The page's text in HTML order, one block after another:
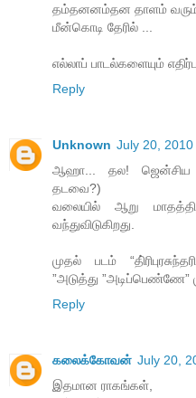
தம்தனனம்தன தாளம்
மீன்கொடி தேரில் ...
எல்லாப் பாடல்களையும்
Reply
Unknown July 20, 2010
ஆஹா... தல! ஜென்சிய
தடவை?)
வலையில் ஆறு
வந்துவிடுகிறது.
முதல் படம்
”அடுத்து ”அடிப்பெண்ணே”
Reply
கலைக்கோவன் July 20,
இதமான ராகங்கள்,